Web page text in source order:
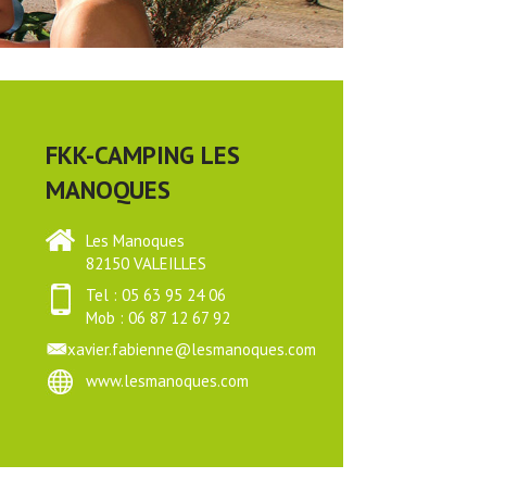
FKK-CAMPING LES
MANOQUES
Les Manoques
82150 VALEILLES
Tel : 05 63 95 24 06
Mob : 06 87 12 67 92
xavier.fabienne@lesmanoques.com
www.lesmanoques.com